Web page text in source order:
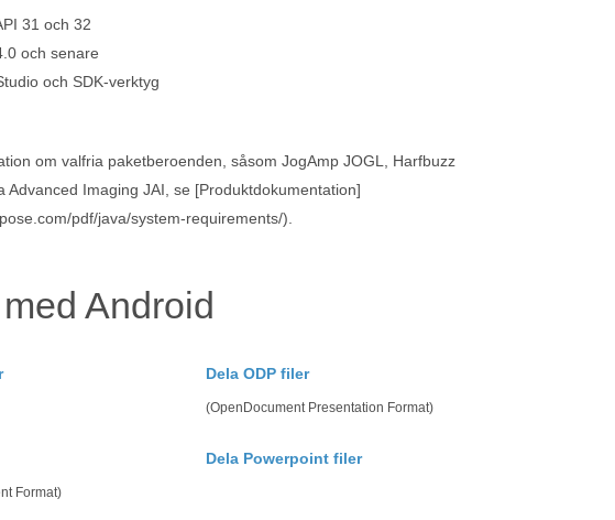
31 och 32
och senare
och SDK-verktyg
om valfria paketberoenden, såsom JogAmp JOGL, Harfbuzz
Advanced Imaging JAI, se [Produktdokumentation]
pdf/java/system-requirements/).
Android
Dela ODP filer
(OpenDocument Presentation Format)
Format)
Dela Powerpoint filer